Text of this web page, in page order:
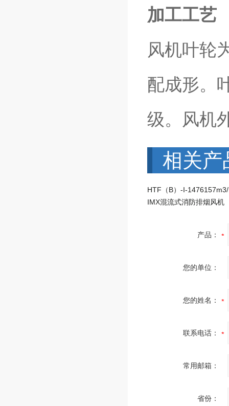
加工工艺
风机叶轮
配成形。
级。风机
相关产
IMX混流式消防排烟风机
产品：
您的单位：
您的姓名：
联系电话：
常用邮箱：
省份：